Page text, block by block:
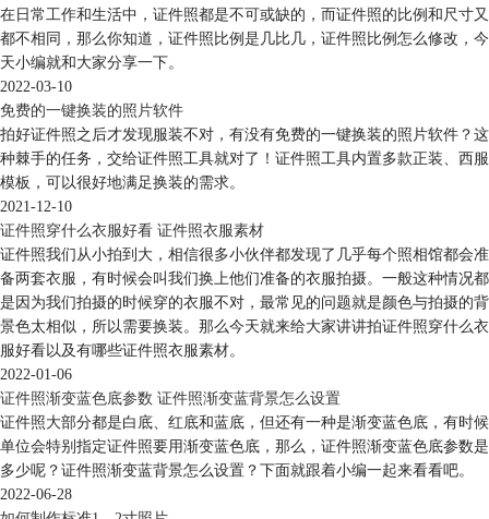
在日常工作和生活中，证件照都是不可或缺的，而证件照的比例和尺寸又
都不相同，那么你知道，证件照比例是几比几，证件照比例怎么修改，今
天小编就和大家分享一下。
2022-03-10
免费的一键换装的照片软件
拍好证件照之后才发现服装不对，有没有免费的一键换装的照片软件？这
种棘手的任务，交给证件照工具就对了！证件照工具内置多款正装、西服
模板，可以很好地满足换装的需求。
2021-12-10
证件照穿什么衣服好看 证件照衣服素材
证件照我们从小拍到大，相信很多小伙伴都发现了几乎每个照相馆都会准
备两套衣服，有时候会叫我们换上他们准备的衣服拍摄。一般这种情况都
是因为我们拍摄的时候穿的衣服不对，最常见的问题就是颜色与拍摄的背
景色太相似，所以需要换装。那么今天就来给大家讲讲拍证件照穿什么衣
服好看以及有哪些证件照衣服素材。
2022-01-06
证件照渐变蓝色底参数 证件照渐变蓝背景怎么设置
证件照大部分都是白底、红底和蓝底，但还有一种是渐变蓝色底，有时候
单位会特别指定证件照要用渐变蓝色底，那么，证件照渐变蓝色底参数是
多少呢？证件照渐变蓝背景怎么设置？下面就跟着小编一起来看看吧。
2022-06-28